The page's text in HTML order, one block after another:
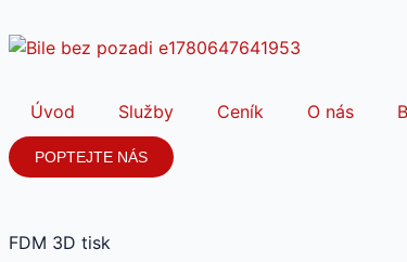
Úvod Služby Ceník O nás
POPTEJTE NÁS
FDM 3D tisk